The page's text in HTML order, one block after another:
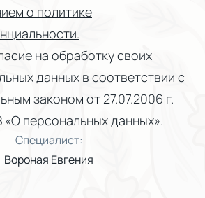
о политике
на обработку своих
данных в соответствии с
законом от 27.07.2006 г.
персональных данных».
Специалист:
Вороная Евгения